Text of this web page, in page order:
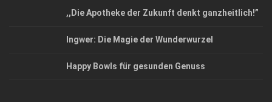
,,Die Apotheke der Zukunft denkt ganzheitlich!”
Ingwer: Die Magie der Wunderwurzel
Happy Bowls für gesunden Genuss